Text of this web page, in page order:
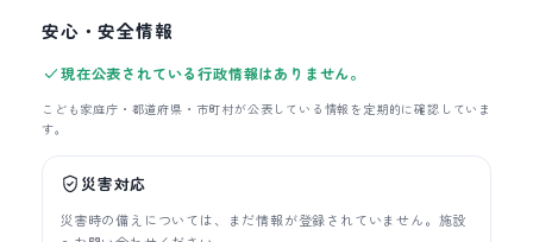
安心・安全情報
現在公表されている行政情報はありません。
こども家庭庁・都道府県・市町村が公表している情報を定期的に確認していま
す。
災害対応
災害時の備えについては、まだ情報が登録されていません。施設